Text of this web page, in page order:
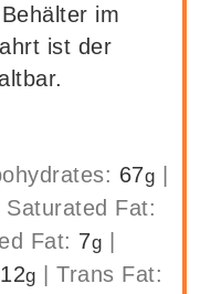
im
ist der
67g
Saturated Fat:
Fat: 7g
12g |Trans Fat: